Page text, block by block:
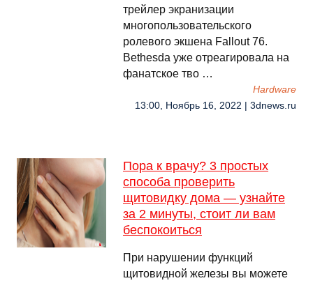
трейлер экранизации
многопользовательского
ролевого экшена Fallout 76.
Bethesda уже отреагировала на
фанатское тво …
Hardware
13:00, Ноябрь 16, 2022 | 3dnews.ru
Пора к врачу? 3 простых
способа проверить
щитовидку дома — узнайте
за 2 минуты, стоит ли вам
беспокоиться
При нарушении функций
щитовидной железы вы можете